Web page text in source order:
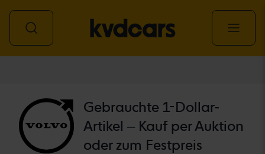
Gebrauchte 1-Dollar-
Artikel – Kauf per Auktion
oder zum Festpreis